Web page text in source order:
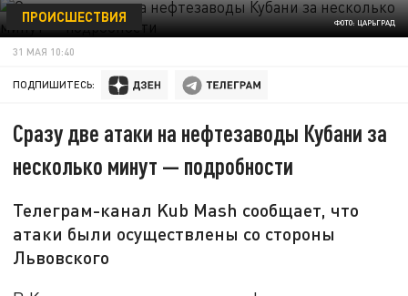
ФОТО: ЦАРЬГРАД
ПРОИСШЕСТВИЯ
31 МАЯ 10:40
ПОДПИШИТЕСЬ:
Сразу две атаки на нефтезаводы Кубани за
несколько минут — подробности
Телеграм-канал Kub Mash сообщает, что
атаки были осуществлены со стороны
Львовского